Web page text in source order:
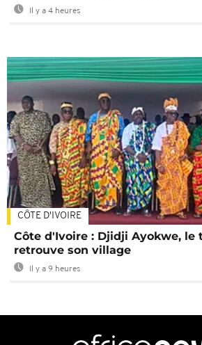
Il y a 4 heures
CÔTE D'IVOIRE
Côte d'Ivoire : Djidji Ayokwe, le
retrouve son village
Il y a 9 heures